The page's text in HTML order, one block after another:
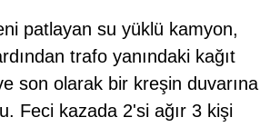
patlayan su yüklü kamyon,
trafo yanındaki kağıt
son olarak bir kreşin duvarına
Feci kazada 2'si ağır 3 kişi